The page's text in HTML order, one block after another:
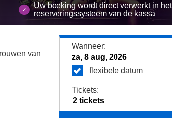
Uw boeking wordt direct verwerkt in het
reserveringssysteem van de kassa
van
Wanneer:
flexibele datum
Tickets: